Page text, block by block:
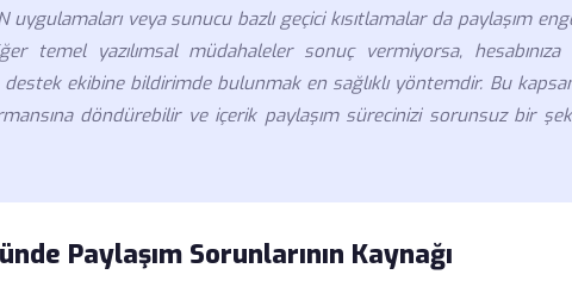
uygulamaları veya sunucu bazlı geçici kısıtlamalar da paylaşım
temel yazılımsal müdahaleler sonuç vermiyorsa, hesabınıza
ekibine bildirimde bulunmak en sağlıklı yöntemdir. Bu
döndürebilir ve içerik paylaşım sürecinizi sorunsuz bir
Paylaşım Sorunlarının Kaynağı